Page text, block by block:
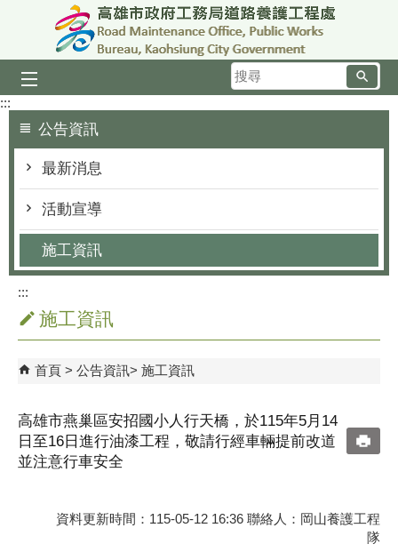
跳到主要內容區塊
搜
尋
:::
公告資訊
最新消息
活動宣導
施工資訊
:::
施工資訊
首頁 公告資訊 施工資訊
高雄市燕巢區安招國小人行天橋，於115年5月14
日至16日進行油漆工程，敬請行經車輛提前改道
並注意行車安全
資料更新時間：115-05-12 16:36 聯絡人：岡山養護工程
隊